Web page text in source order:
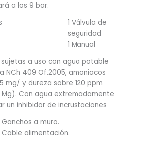
a los 9 bar.
1 Válvula de
seguridad
1 Manual
a uso con agua potable
NCh 409 Of.2005, amoniacos
mg/ y dureza sobre 120 ppm
Mg). Con agua extremadamente
un inhibidor de incrustaciones
a muro.
Cable alimentación.